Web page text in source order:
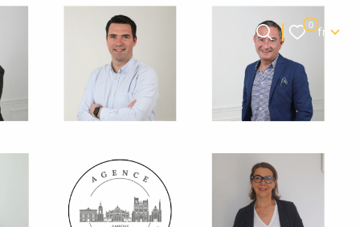
0 Langue
fr